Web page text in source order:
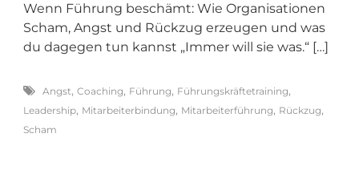
Wenn Führung beschämt: Wie Organisationen
Scham, Angst und Rückzug erzeugen und was
du dagegen tun kannst „Immer will sie was.“ […]
Angst, Coaching, Führung, Führungskräftetraining,
Leadership, Mitarbeiterbindung, Mitarbeiterführung, Rückzug,
Scham